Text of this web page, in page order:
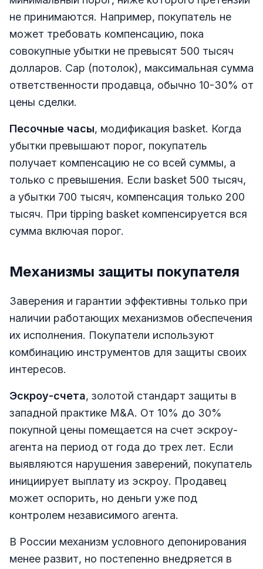
не принимаются. Например, покупатель не
может требовать компенсацию, пока
совокупные убытки не превысят 500 тысяч
долларов. Cap (потолок), максимальная сумма
ответственности продавца, обычно 10-30% от
цены сделки.
Песочные часы, модификация basket. Когда
убытки превышают порог, покупатель
получает компенсацию не со всей суммы, а
только с превышения. Если basket 500 тысяч,
а убытки 700 тысяч, компенсация только 200
тысяч. При tipping basket компенсируется вся
сумма включая порог.
Механизмы защиты покупателя
Заверения и гарантии эффективны только при
наличии работающих механизмов обеспечения
их исполнения. Покупатели используют
комбинацию инструментов для защиты своих
интересов.
Эскроу-счета, золотой стандарт защиты в
западной практике M&A. От 10% до 30%
покупной цены помещается на счет эскроу-
агента на период от года до трех лет. Если
выявляются нарушения заверений, покупатель
инициирует выплату из эскроу. Продавец
может оспорить, но деньги уже под
контролем независимого агента.
В России механизм условного депонирования
менее развит, но постепенно внедряется в